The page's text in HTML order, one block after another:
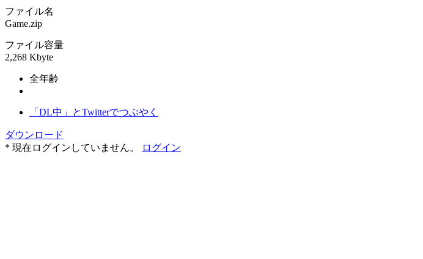
ファイル名
Game.zip
ファイル容量
2,268 Kbyte
全年齢
「DL中」とTwitterでつぶやく
ダウンロード
* 現在ログインしていません。
ログイン